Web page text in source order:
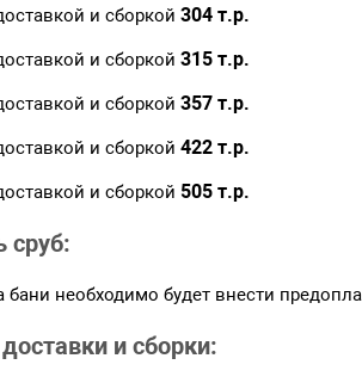
и сборкой304 т.р.
и сборкой315 т.р.
и сборкой357 т.р.
и сборкой422 т.р.
и сборкой 505 т.р.
сруб:
бани необходимо будет внести
и сборки: